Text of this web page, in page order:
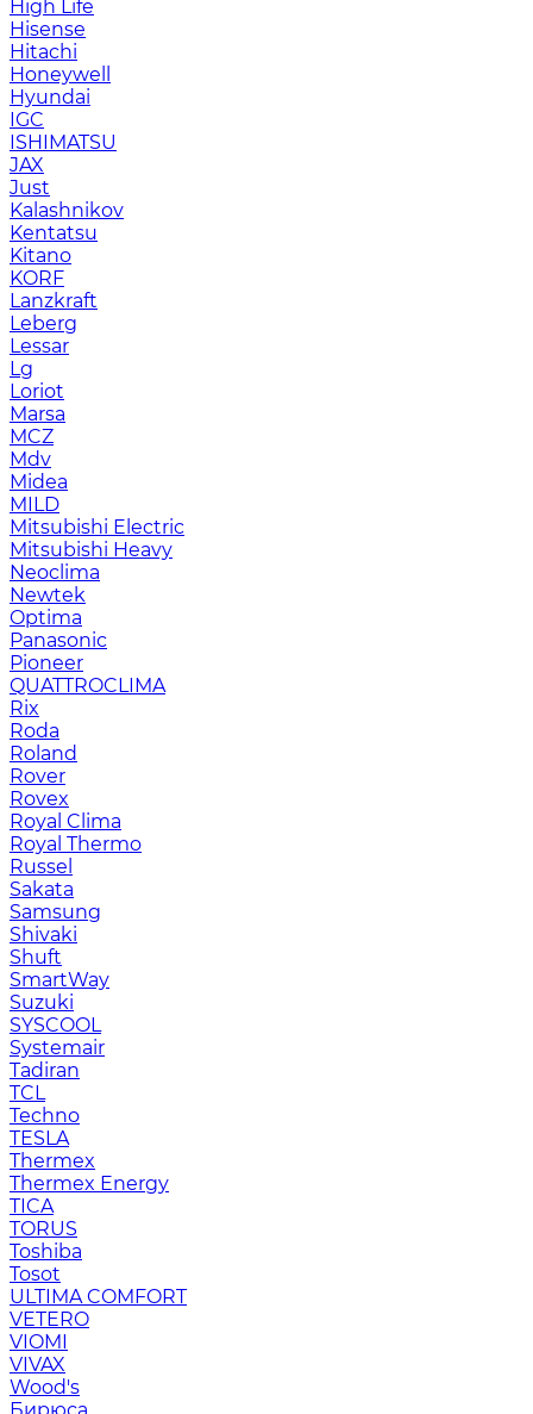
High Life
Hisense
Hitachi
Honeywell
Hyundai
IGC
ISHIMATSU
JAX
Just
Kalashnikov
Kentatsu
Kitano
KORF
Lanzkraft
Leberg
Lessar
Lg
Loriot
Marsa
MCZ
Mdv
Midea
MILD
Mitsubishi Electric
Mitsubishi Heavy
Neoclima
Newtek
Optima
Panasonic
Pioneer
QUATTROCLIMA
Rix
Roda
Roland
Rover
Rovex
Royal Clima
Royal Thermo
Russel
Sakata
Samsung
Shivaki
Shuft
SmartWay
Suzuki
SYSCOOL
Systemair
Tadiran
TCL
Techno
TESLA
Thermex
Thermex Energy
TICA
TORUS
Toshiba
Tosot
ULTIMA COMFORT
VETERO
VIOMI
VIVAX
Wood's